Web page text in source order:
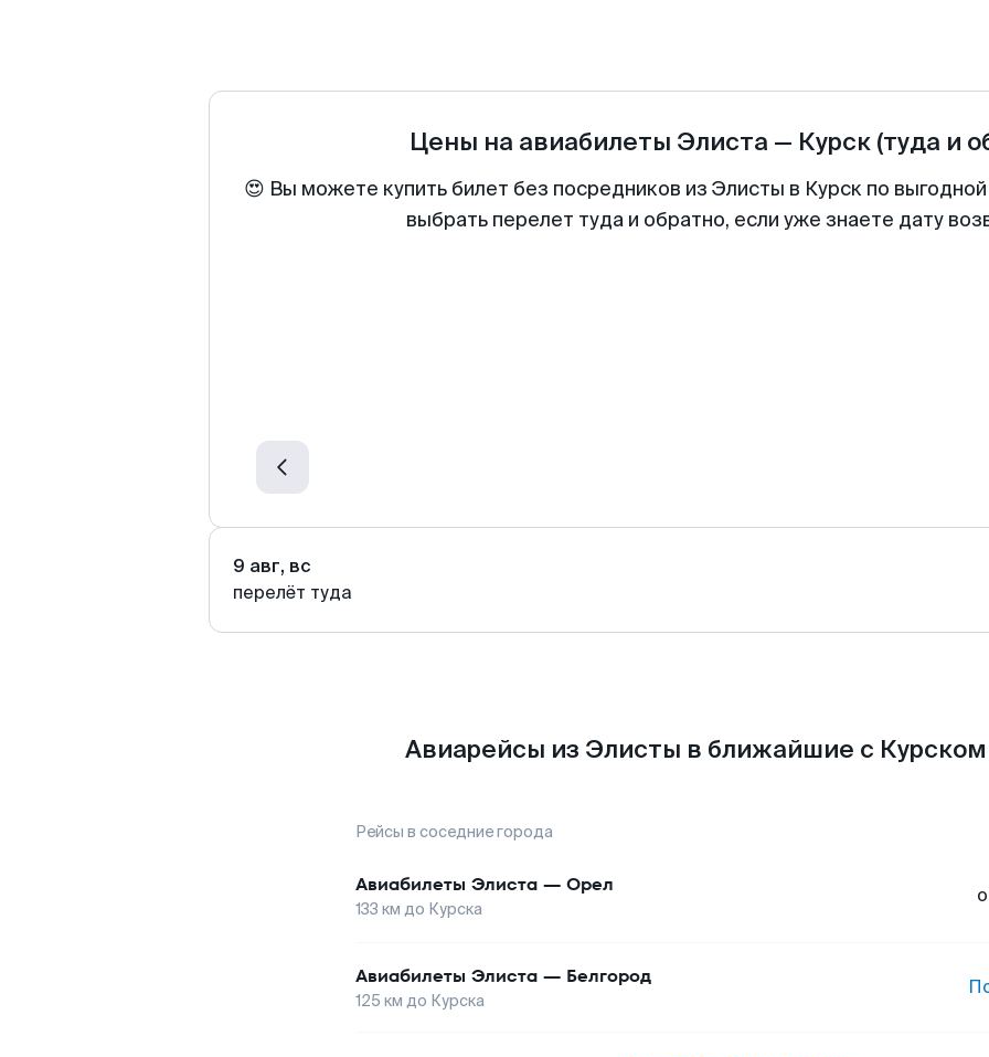
Цены на авиабилеты Элиста — Курск (туда и
😍 Вы можете купить билет без посредников из Элисты в Курск по
выбрать перелет туда и обратно, если уже знаете дату
9 авг, вс
перелёт туда
Авиарейсы из Элисты в ближайшие с Курском
Рейсы в соседние города
Авиабилеты Элиста — Орел
133 км до Курска
Авиабилеты Элиста — Белгород
125 км до Курска